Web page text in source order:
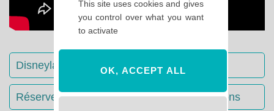
Disneyland Paris : Le guide complet
Réserver votre séjour : toutes les informations
This site uses cookies and gives
you control over what you want
to activate
OK, ACCEPT ALL